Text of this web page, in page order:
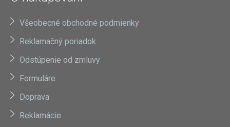
Všeobecné obchodné podmienky
Reklamačný poriadok
Odstúpenie od zmluvy
Formuláre
Doprava
Reklamácie